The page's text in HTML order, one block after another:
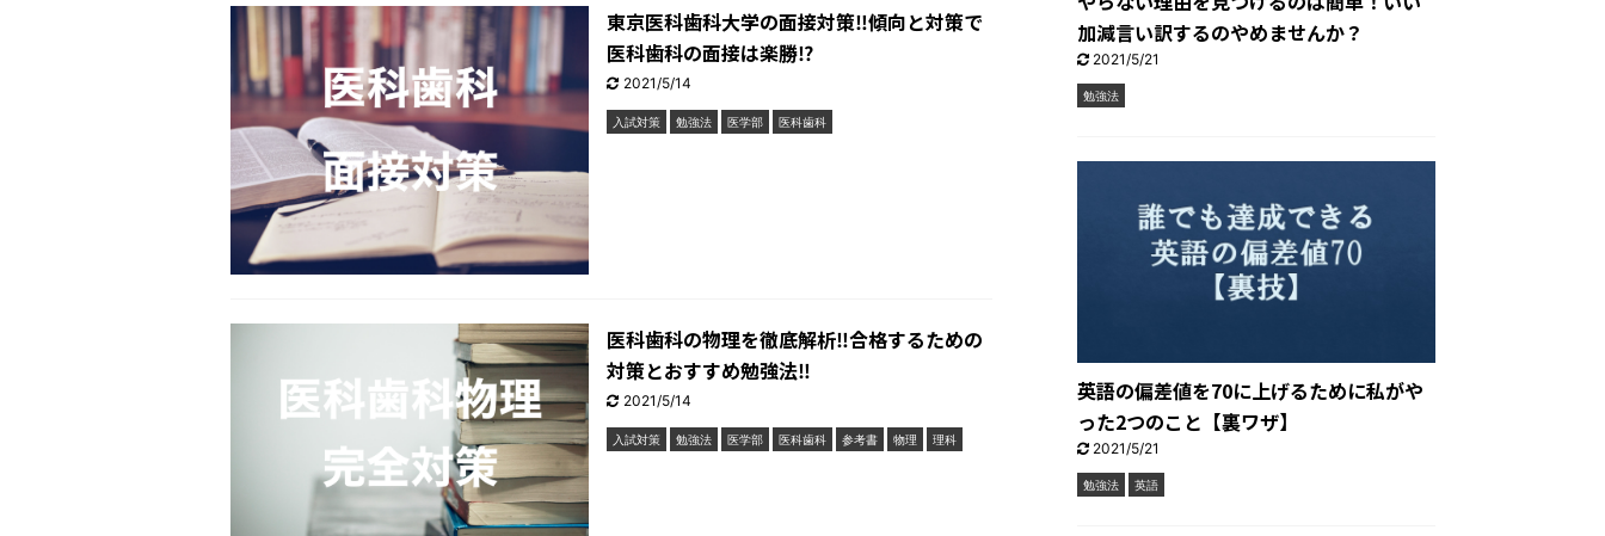
東京医科歯科大学の面接対策‼︎傾向と対策で
医科歯科の面接は楽勝⁉︎
2021/5/14
入試対策 勉強法 医学部 医科歯科
医科歯科の物理を徹底解析‼︎合格するための
対策とおすすめ勉強法‼︎
2021/5/14
入試対策 勉強法 医学部 医科歯科 参考書 物理 理科
加減言い訳するのやめませんか？
2021/5/21
勉強法
英語の偏差値を70に上げるために私がや
った2つのこと【裏ワザ】
2021/5/21
勉強法 英語